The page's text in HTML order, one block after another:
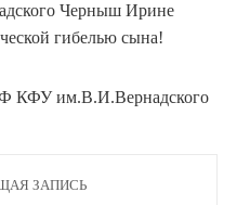
Черныш Ирине
гибелью сына!
КФУ им.В.И.Вернадского
ЗАПИСЬ